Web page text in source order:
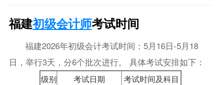
福建初级会计师考试时间
福建2026年初级会计考试时间：5月16日-5月18
日，举行3天，分6个批次进行。 具体考试安排如下：
级别 考试日期 考试时间及科目